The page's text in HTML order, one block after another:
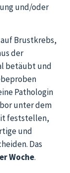
und/oder
Brustkrebs,
der
betäubt und
Pathologin
unter dem
feststellen,
und
Das
Woche.